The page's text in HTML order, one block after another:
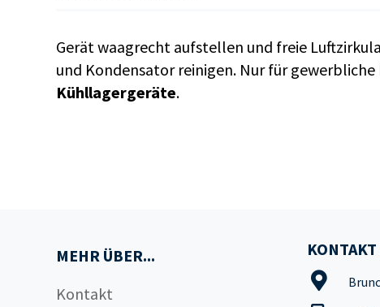
Gerät waagrecht aufstellen und freie
und Kondensator reinigen. Nur für
Kühllagergeräte.
MEHR ÜBER...
Kontakt
KONTAKT